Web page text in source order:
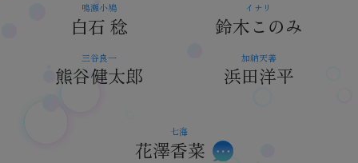
鳴瀬小鳩
白石 稔
イナリ
鈴木このみ
三谷良一
熊谷健太郎
加納天善
浜田洋平
七海
花澤香菜